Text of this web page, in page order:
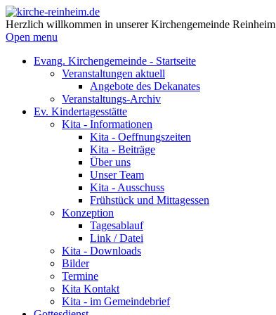
Herzlich willkommen in unserer Kirchengemeinde Reinheim
Open menu
Evang. Kirchengemeinde - Startseite
Veranstaltungen aktuell
Angebote des Dekanates
Veranstaltungs-Archiv
Ev. Kindertagesstätte
Kita - Informationen
Kita - Oeffnungszeiten
Kita - Beiträge
Über uns
Unser Team
Kita - Ausschuss
Frühstück und Mittagessen
Konzeption
Tagesablauf
Link / Datei
Kita - Downloads
Bilder
Termine
Kita Kontakt
Kita - im Gemeindebrief